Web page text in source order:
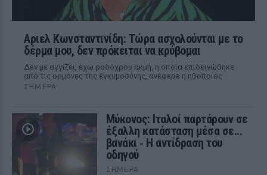
Αριελ Κωνσταντινίδη: Τώρα ασχολούνται με το
δέρμα μου, δεν πρόκειται να κρύβομαι
Δεν με αγγίζει, έχω ροδόχρου ακμή, η οποία επιδεινώθηκε
από τις ορμόνες της εγκυμοσύνης, ανέφερε η ηθοποιός
ΣΉΜΕΡΑ
Μύκονος: Ιταλοί παρτάρουν σε
έξαλλη κατάσταση μέσα σε...
βανάκι ‑ Η αντίδραση του
οδηγού
ΣΉΜΕΡΑ